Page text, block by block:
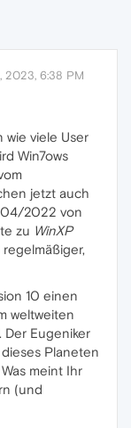
2023, 6:38 PM
wie viele User
Win7ows
jetzt auch
04/2022 von
zu WinXP
regelmäßiger,
10 einen
weltweiten
Eugeniker
Planeten
meint Ihr
(und